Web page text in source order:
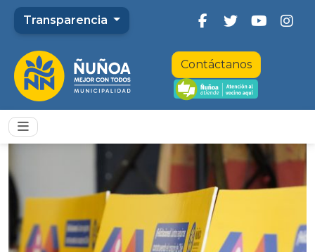
Transparencia
Contáctanos